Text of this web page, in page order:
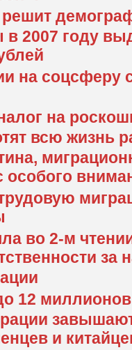
2007 году
на соцсферу
на
всю жизнь
особого
во 2-м
за
12
и